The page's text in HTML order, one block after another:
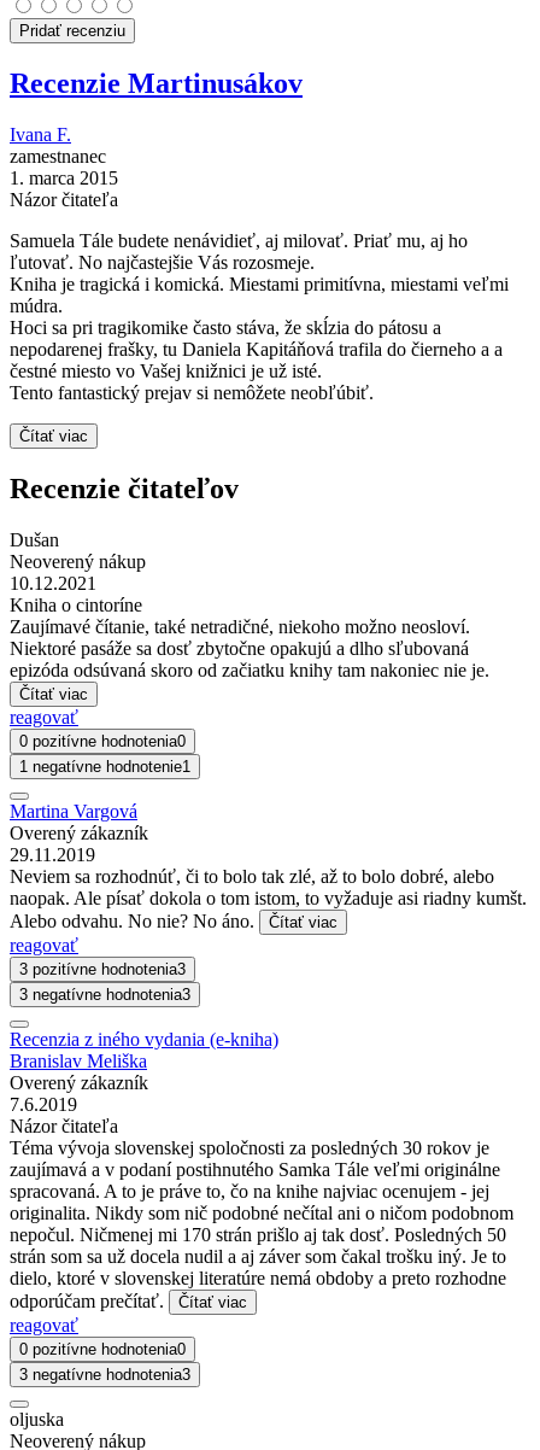
Pridať recenziu
Recenzie Martinusákov
Ivana F.
zamestnanec
1. marca 2015
Názor čitateľa
Samuela Tále budete nenávidieť, aj milovať. Priať mu, aj ho
ľutovať. No najčastejšie Vás rozosmeje.
Kniha je tragická i komická. Miestami primitívna, miestami veľmi
múdra.
Hoci sa pri tragikomike často stáva, že skĺzia do pátosu a
nepodarenej frašky, tu Daniela Kapitáňová trafila do čierneho a a
čestné miesto vo Vašej knižnici je už isté.
Tento fantastický prejav si nemôžete neobľúbiť.
Čítať viac
Recenzie čitateľov
Dušan
Neoverený nákup
10.12.2021
Kniha o cintoríne
Zaujímavé čítanie, také netradičné, niekoho možno neosloví.
Niektoré pasáže sa dosť zbytočne opakujú a dlho sľubovaná
epizóda odsúvaná skoro od začiatku knihy tam nakoniec nie je.
Čítať viac
reagovať
0 pozitívne hodnotenia0
1 negatívne hodnotenie1
Martina Vargová
Overený zákazník
29.11.2019
Neviem sa rozhodnúť, či to bolo tak zlé, až to bolo dobré, alebo
naopak. Ale písať dokola o tom istom, to vyžaduje asi riadny kumšt.
Alebo odvahu. No nie? No áno.
Čítať viac
reagovať
3 pozitívne hodnotenia3
3 negatívne hodnotenia3
Recenzia z iného vydania (e-kniha)
Branislav Meliška
Overený zákazník
7.6.2019
Názor čitateľa
Téma vývoja slovenskej spoločnosti za posledných 30 rokov je
zaujímavá a v podaní postihnutého Samka Tále veľmi originálne
spracovaná. A to je práve to, čo na knihe najviac ocenujem - jej
originalita. Nikdy som nič podobné nečítal ani o ničom podobnom
nepočul. Ničmenej mi 170 strán prišlo aj tak dosť. Posledných 50
strán som sa už docela nudil a aj záver som čakal trošku iný. Je to
dielo, ktoré v slovenskej literatúre nemá obdoby a preto rozhodne
odporúčam prečítať.
Čítať viac
reagovať
0 pozitívne hodnotenia0
3 negatívne hodnotenia3
oljuska
Neoverený nákup